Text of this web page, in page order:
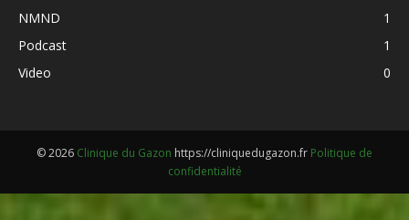
NMND
1
Podcast
1
Video
0
© 2026 Clinique du Gazon https://cliniquedugazon.fr Politique de
confidentialité